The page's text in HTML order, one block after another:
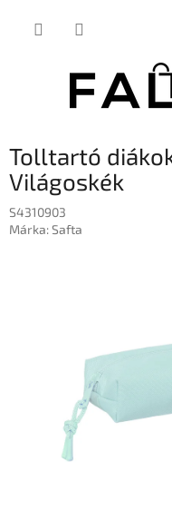
Tolltartó
Világoskék
S4310903
Márka:Safta